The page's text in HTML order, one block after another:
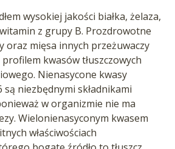
wysokiej jakości białka, żelaza,
z grupy B. Prozdrowotne
oraz mięsa innych przeżuwaczy
profilem kwasów tłuszczowych
Nienasycone kwasy
są niezbędnymi składnikami
w organizmie nie ma
Wielonienasyconym kwasem
właściwościach